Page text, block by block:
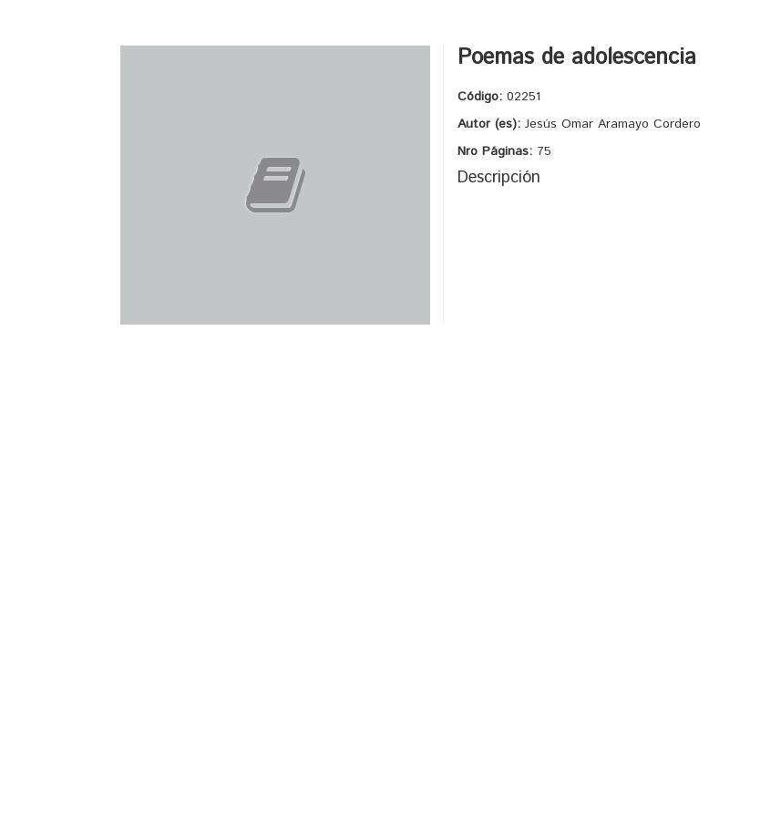
Poemas de adolescencia
Código: 02251
Autor (es): Jesús Omar Aramayo Cordero
Nro Páginas: 75
Descripción